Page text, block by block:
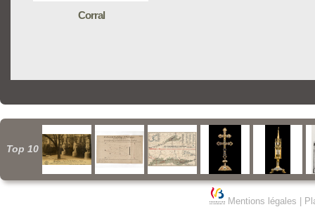
Corral
Top 10
Mentions légales